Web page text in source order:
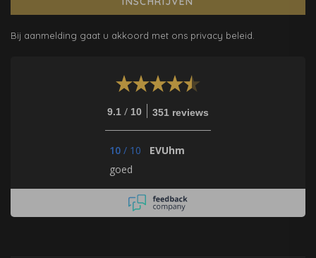
Bij aanmelding gaat u akkoord met ons privacy beleid.
9.1 / 10 351 reviews
10 / 10
EVUhm
goed